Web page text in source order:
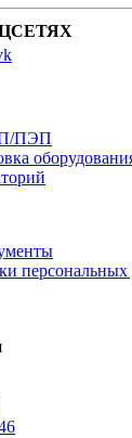
ПЭП